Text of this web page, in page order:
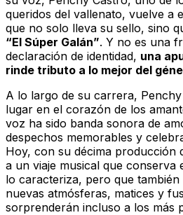
queridos del vallenato, vuelve a
que no solo lleva su sello, sino
“El Súper Galán”. Y no es una
declaración de identidad, una
rinde tributo a lo mejor del
A lo largo de su carrera,
lugar en el corazón de los
voz ha sido banda sonora de
despechos memorables y
Hoy, con su décima producción
a un viaje musical que conserva
lo caracteriza, pero que
nuevas atmósferas, matices y
sorprenderán incluso a los más